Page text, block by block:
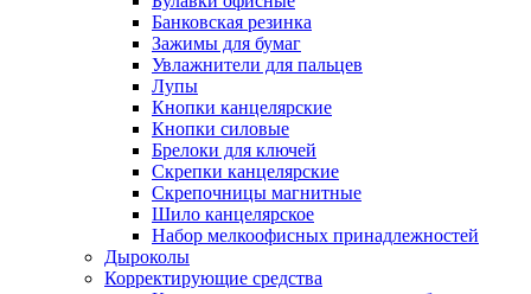
Банковская резинка
Зажимы для бумаг
Увлажнители для пальцев
Лупы
Кнопки канцелярские
Кнопки силовые
Брелоки для ключей
Скрепки канцелярские
Скрепочницы магнитные
Шило канцелярское
Набор мелкоофисных принадлежностей
Дыроколы
Корректирующие средства